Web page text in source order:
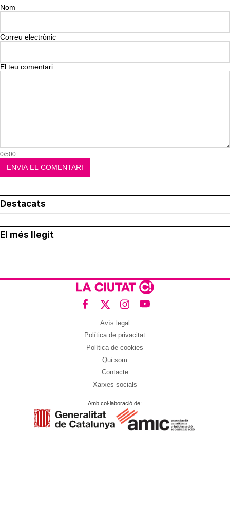
Nom
Correu electrònic
El teu comentari
0/500
Destacats
El més llegit
Avís legal
Política de privacitat
Política de cookies
Qui som
Contacte
Xarxes socials
Amb col·laboració de: